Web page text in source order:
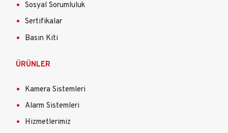
Sosyal Sorumluluk
Sertifikalar
Basın Kiti
ÜRÜNLER
Kamera Sistemleri
Alarm Sistemleri
Hizmetlerimiz